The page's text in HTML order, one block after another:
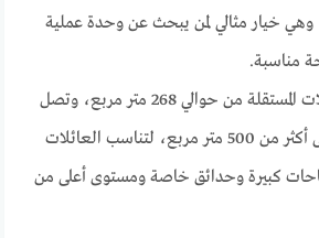
مربع، وهي خيار مثالي لمن يبحث عن وحدة عملية
مناسبة.
تبدأ مساحات الفيلات المستقلة من حوالي 268 متر مربع، وتصل
في بعض النماذج إلى أكثر من 500 متر مربع، لتناسب العائلات
كبيرة وحدائق خاصة ومستوى أعلى من